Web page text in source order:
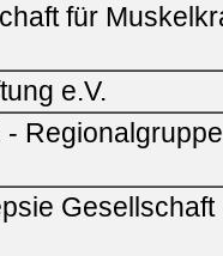
für
e.V.
- Regionalgruppe
Gesellschaft